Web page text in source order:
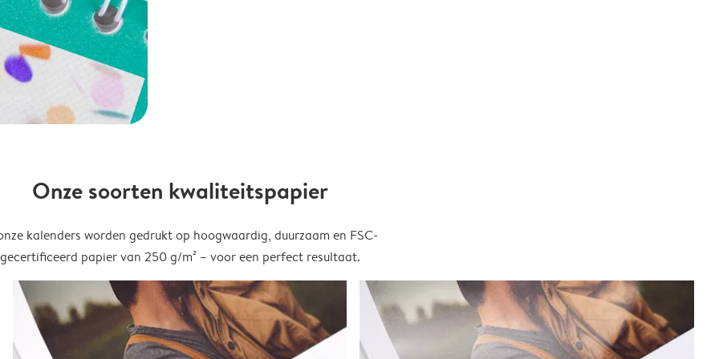
Onze soorten kwaliteitspapier
kalenders worden gedrukt op hoogwaardig, duurzaam en FSC-
gecertificeerd papier van 250 g/m² – voor een perfect resultaat.